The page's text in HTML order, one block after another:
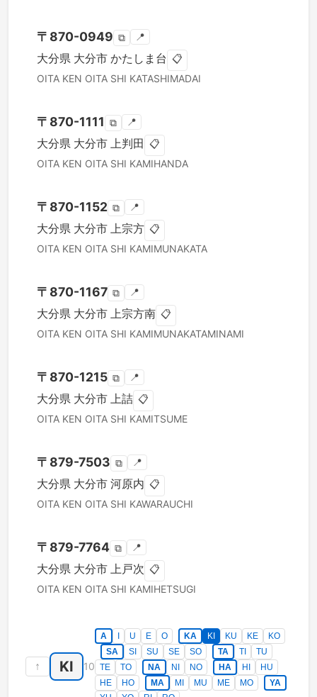
〒 870-0949 ⧉ 📍
大分県 大分市 かたしま台 📋
OITA KEN OITA SHI KATASHIMADAI
〒 870-1111 ⧉ 📍
大分県 大分市 上判田 📋
OITA KEN OITA SHI KAMIHANDA
〒 870-1152 ⧉ 📍
大分県 大分市 上宗方 📋
OITA KEN OITA SHI KAMIMUNAKATA
〒 870-1167 ⧉ 📍
大分県 大分市 上宗方南 📋
OITA KEN OITA SHI KAMIMUNAKATAMINAMI
〒 870-1215 ⧉ 📍
大分県 大分市 上詰 📋
OITA KEN OITA SHI KAMITSUME
〒 879-7503 ⧉ 📍
大分県 大分市 河原内 📋
OITA KEN OITA SHI KAWARAUCHI
〒 879-7764 ⧉ 📍
大分県 大分市 上戸次 📋
OITA KEN OITA SHI KAMIHETSUGI
↑ KI 10
A U E O KA KI KU KE
KO
SA
SI SU SE SO TA TI
TU
TE
TO NA NI NO HA HI
HU
HE
HO MA MI MU ME MO
YA